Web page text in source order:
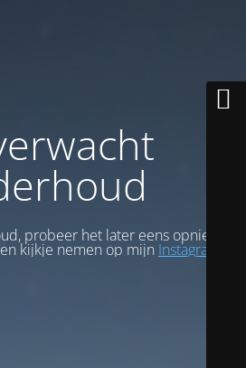
probeer het later eens opnieuw.
kijkje nemen op mijn Instagram